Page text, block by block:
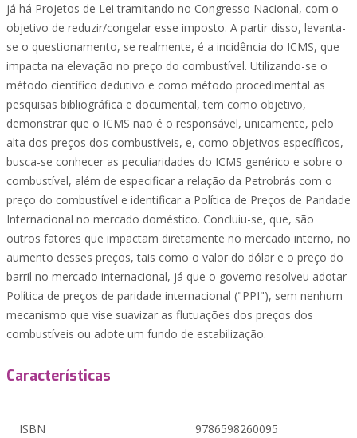
já há Projetos de Lei tramitando no Congresso Nacional, com o
objetivo de reduzir/congelar esse imposto. A partir disso, levanta-
se o questionamento, se realmente, é a incidência do ICMS, que
impacta na elevação no preço do combustível. Utilizando-se o
método científico dedutivo e como método procedimental as
pesquisas bibliográfica e documental, tem como objetivo,
demonstrar que o ICMS não é o responsável, unicamente, pelo
alta dos preços dos combustíveis, e, como objetivos específicos,
busca-se conhecer as peculiaridades do ICMS genérico e sobre o
combustível, além de especificar a relação da Petrobrás com o
preço do combustível e identificar a Política de Preços de Paridade
Internacional no mercado doméstico. Concluiu-se, que, são
outros fatores que impactam diretamente no mercado interno, no
aumento desses preços, tais como o valor do dólar e o preço do
barril no mercado internacional, já que o governo resolveu adotar
Política de preços de paridade internacional ("PPI"), sem nenhum
mecanismo que vise suavizar as flutuações dos preços dos
combustíveis ou adote um fundo de estabilização.
Características
ISBN 9786598260095